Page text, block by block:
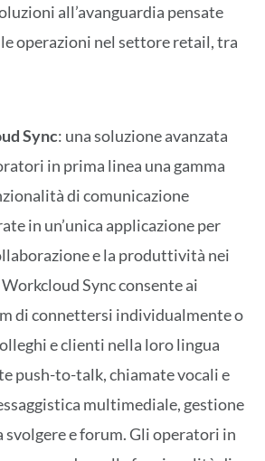
all’avanguardia pensate
operazioni nel settore retail, tra
Sync: una soluzione avanzata
in prima linea una gamma
di comunicazione
in un’unica applicazione per
e la produttività nei
Sync consente ai
di connettersi individualmente o
e clienti nella loro lingua
push-to-talk, chiamate vocali e
multimediale, gestione
e forum. Gli operatori in